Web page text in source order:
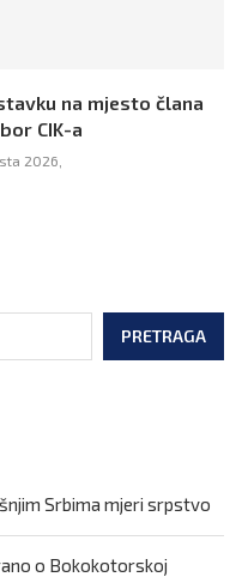
na mjesto člana
CIK-a
2026,
PRETRAGA
Srbima mjeri srpstvo
o Bokokotorskoj